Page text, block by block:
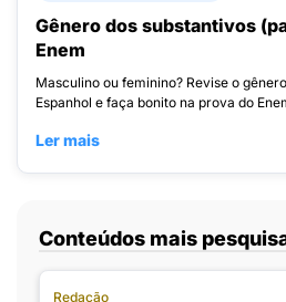
Gênero dos substantivos
Enem
Masculino ou feminino? Revise o
Espanhol e faça bonito na prova do
Ler mais
Conteúdos mais
Redação